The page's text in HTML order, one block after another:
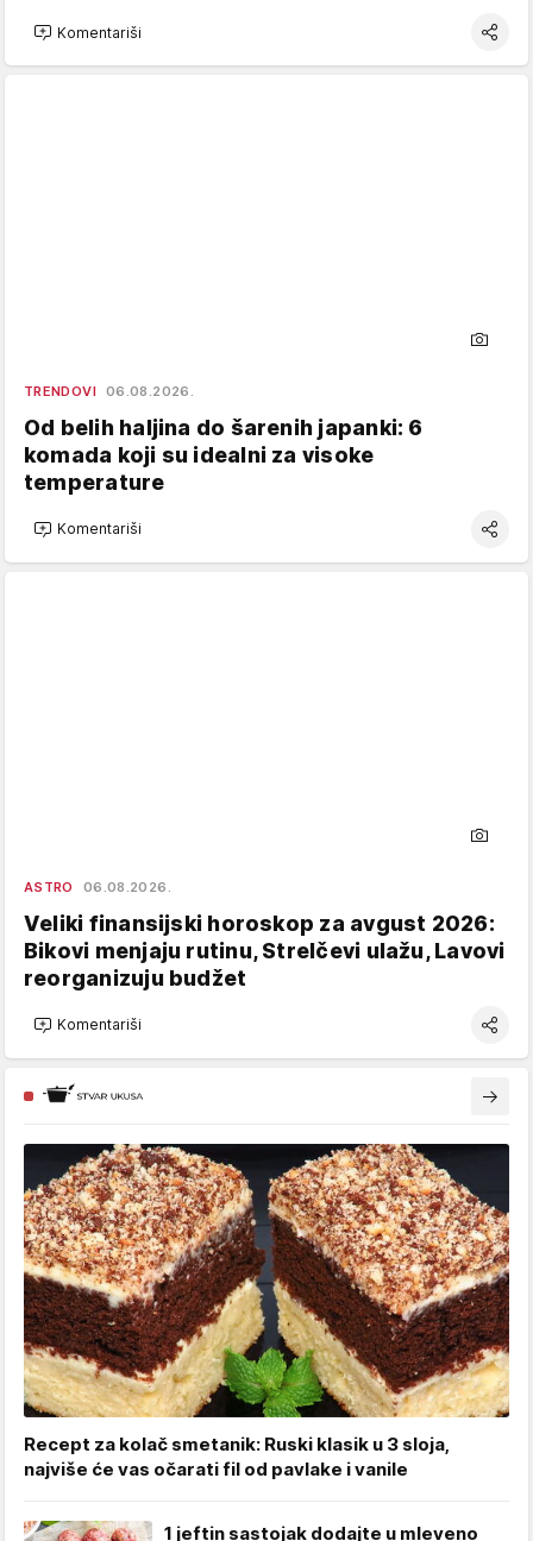
Komentariši
TRENDOVI 06.08.2026.
Od belih haljina do šarenih japanki: 6
komada koji su idealni za visoke
temperature
Komentariši
ASTRO 06.08.2026.
Veliki finansijski horoskop za avgust 2026:
Bikovi menjaju rutinu, Strelčevi ulažu, Lavovi
reorganizuju budžet
Komentariši
Recept za kolač smetanik: Ruski klasik u 3 sloja,
najviše će vas očarati fil od pavlake i vanile
1 jeftin sastojak dodajte u mleveno